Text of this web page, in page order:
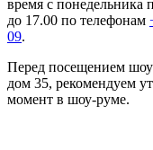
время с понедельника
до 17.00 по телефонам
09.
Перед посещением
дом 35, рекомендуем
момент в шоу-руме.